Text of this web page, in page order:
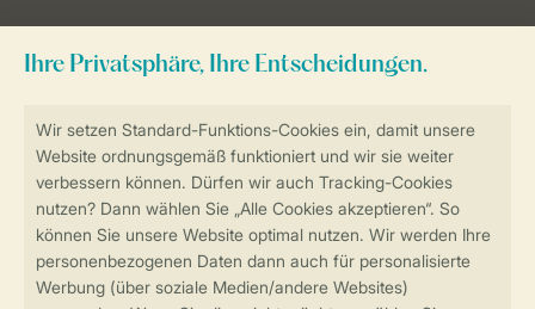
Sicher und schnell zur Online-Buchung
Sichere Datenübertragung
Sicheres Bezahlen